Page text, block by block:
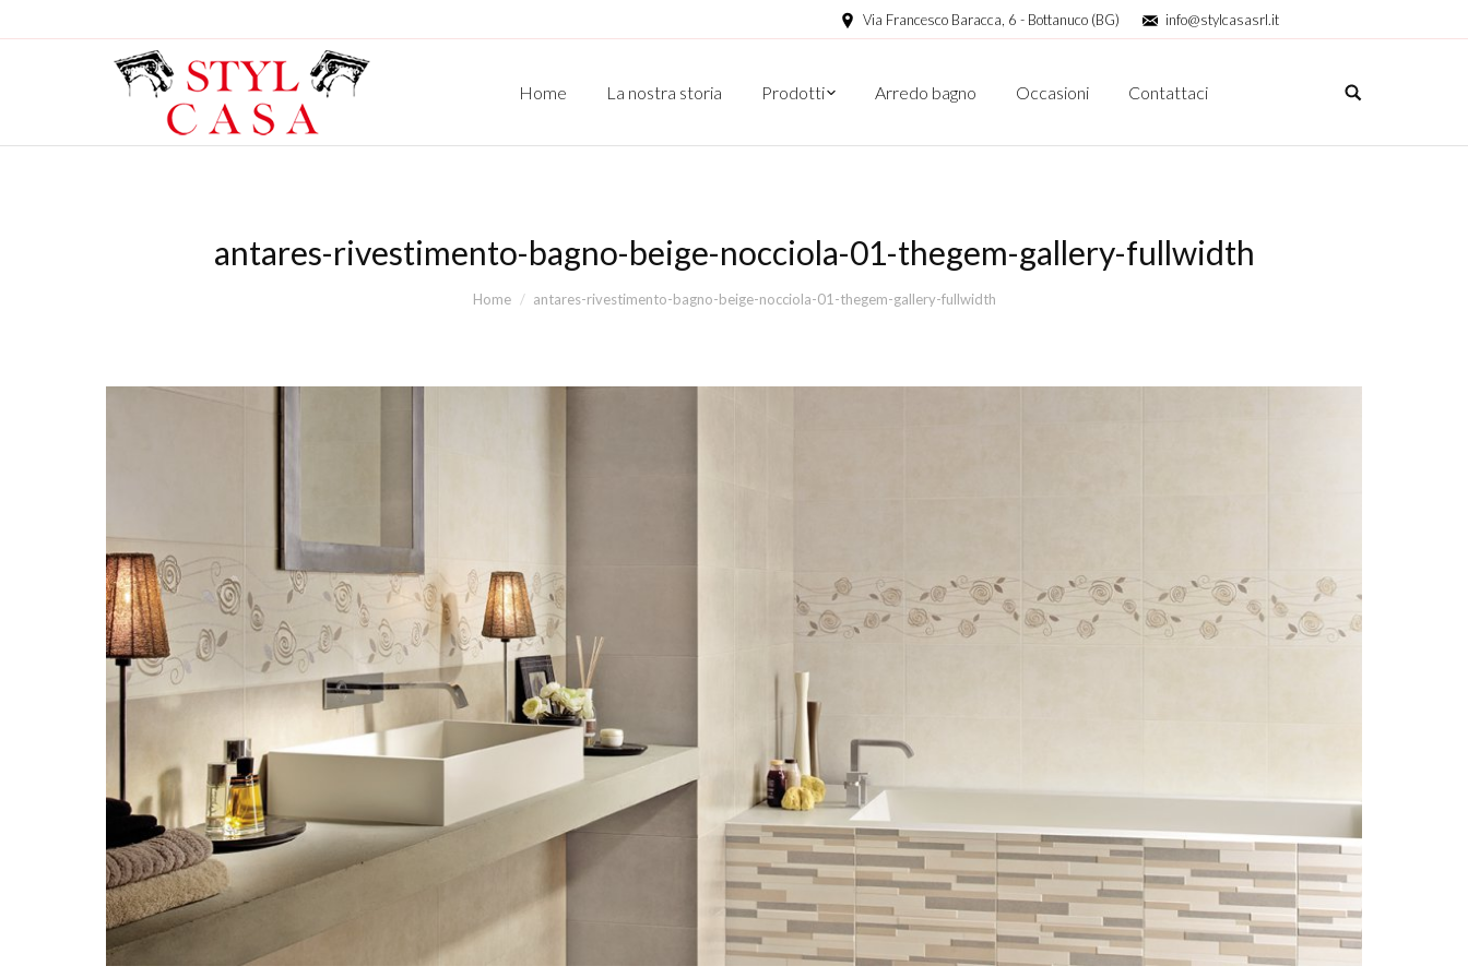
Via Francesco Baracca, 6 - Bottanuco (BG) info@stylcasasrl.it
Home La nostra storia Prodotti Arredo bagno Occasioni Contattaci
antares-rivestimento-bagno-beige-nocciola-01-thegem-gallery-fullwidth
Home antares-rivestimento-bagno-beige-nocciola-01-thegem-gallery-fullwidth